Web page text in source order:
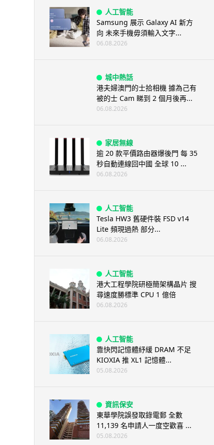
人工智能
Samsung 展示 Galaxy AI 新方
向 未來手機毋須輸入文字...
06.08.2026
城中熱話
港夫婦澳門的士拾相機 據為己有
被的士 Cam 睇到 2 個月後再...
06.08.2026
家居無線
逾 20 款平價路由器爆後門 每 35
秒自動連線回中國 全球 10 ...
06.08.2026
人工智能
Tesla HW3 舊硬件裝 FSD v14
Lite 頻現過熱 部分...
06.08.2026
人工智能
港大工程學院研極簡架構晶片 搜
尋速度勝標準 CPU 1 億倍
06.08.2026
人工智能
靠快閃記憶體紓緩 DRAM 不足
KIOXIA 推 XL1 記憶體...
05.08.2026
資訊保安
東華學院誤發取錄電郵 全數
11,139 名申請人一度空歡喜 ...
05.08.2026